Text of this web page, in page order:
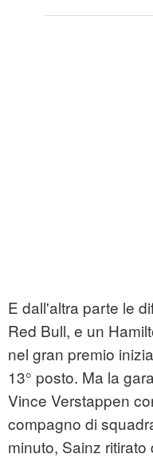
E dall'altra parte le
Red Bull, e un
nel gran premio
13° posto. Ma la
Vince Verstappen
compagno di
minuto, Sainz